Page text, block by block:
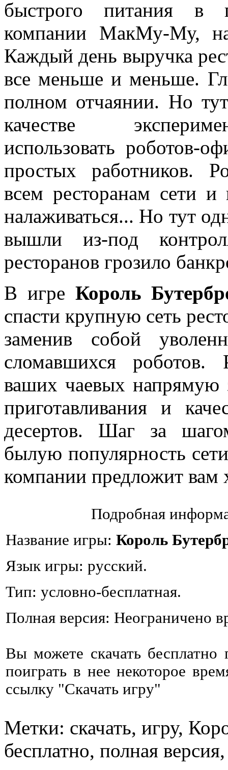
быстрого питания в
компании МакМу-Му,
Каждый день выручка
все меньше и меньше.
полном отчаянии. Но
качестве
использовать роботов-
простых работников.
всем ресторанам сети и
налаживаться... Но тут
вышли из-под
ресторанов грозило
В игре Король
спасти крупную сеть
заменив собой
сломавшихся
ваших чаевых напрямую
приготавливания и
десертов. Шаг за
былую популярность
компании предложит
Подробная
Название игры: Король
Язык игры: русский.
Тип: условно-бесплатная.
Полная версия: Неограничено
Вы можете скачать
поиграть в нее некоторое
ссылку "Скачать игру"
Метки: скачать, игру,
бесплатно, полная